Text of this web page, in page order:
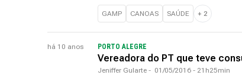
GAMP CANOAS SAÚDE + 2
há 10 anos PORTO ALEGRE
Vereadora do PT que teve
Jeniffer Gularte - 01/05/2016 - 21h25min